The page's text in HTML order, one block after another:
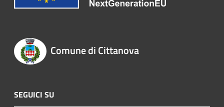
Comune di Cittanova
SEGUICI SU